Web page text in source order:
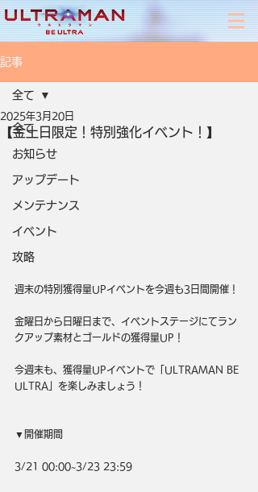
記事
全て
お知らせ
アップデート
メンテナンス
イベント
攻略
全て
【金土日限定！特別強化イベント！】
2025年3月20日
週末の特別獲得量UPイベントを今週も3日間開催！
金曜日から日曜日まで、イベントステージにてラン
クアップ素材とゴールドの獲得量UP！
今週末も、獲得量UPイベントで「ULTRAMAN BE
ULTRA」を楽しみましょう！
▼開催期間
3/21 00:00~3/23 23:59